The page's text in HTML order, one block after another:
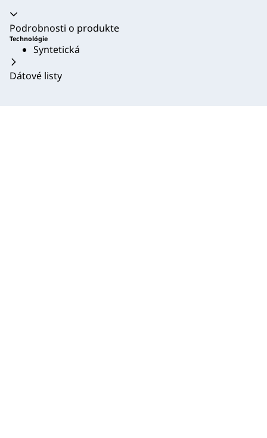
Akordeón sa zrútil
Podrobnosti o produkte
Technológie
Syntetická
Dátové listy